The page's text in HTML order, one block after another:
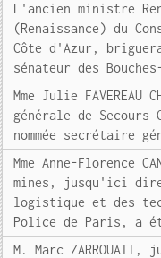
L'ancien ministre
(Renaissance) du
Côte d'Azur,
sénateur des
Mme Julie
générale de
nommée secrétaire
Mme Anne-Florence
mines, jusqu'ici
logistique et des
Police de Paris, a
M. Marc